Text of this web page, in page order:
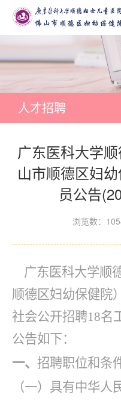
人才招聘
广东医科大学
山市顺德区妇
员公告
浏览数：
广东医科大学顺
顺德区妇幼保健院
社会公开招聘18名
公告如下：
一、 招聘职位和条
（一）具有中华